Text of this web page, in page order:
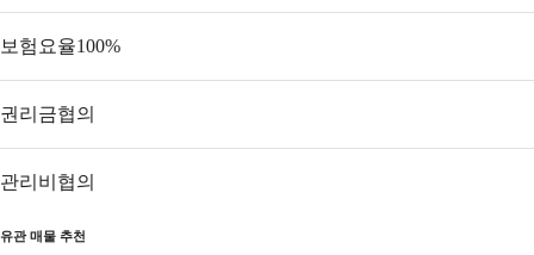
보험요율100%
권리금협의
관리비 협의
유관 매물 추천